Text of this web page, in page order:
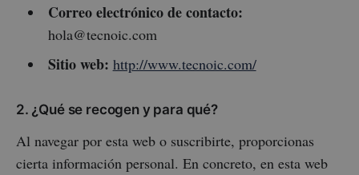
Correo electrónico de contacto:
hola@tecnoic.com
Sitio web: http://www.tecnoic.com/
2. ¿Qué se recogen y para qué?
Al navegar por esta web o suscribirte, proporcionas
cierta información personal. En concreto, en esta web